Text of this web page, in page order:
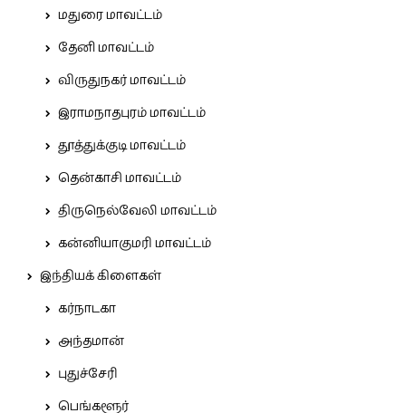
மதுரை மாவட்டம்
தேனி மாவட்டம்
விருதுநகர் மாவட்டம்
இராமநாதபுரம் மாவட்டம்
தூத்துக்குடி மாவட்டம்
தென்காசி மாவட்டம்
திருநெல்வேலி மாவட்டம்
கன்னியாகுமரி மாவட்டம்
இந்தியக் கிளைகள்
கர்நாடகா
அந்தமான்
புதுச்சேரி
பெங்களூர்